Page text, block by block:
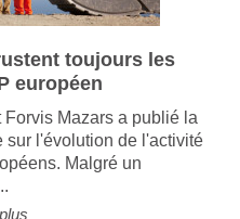
toujours les
européen
Mazars a publié la
l'évolution de l'activité
Malgré un